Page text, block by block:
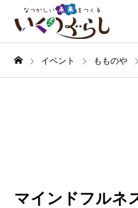
イベント もものや
マインドフル